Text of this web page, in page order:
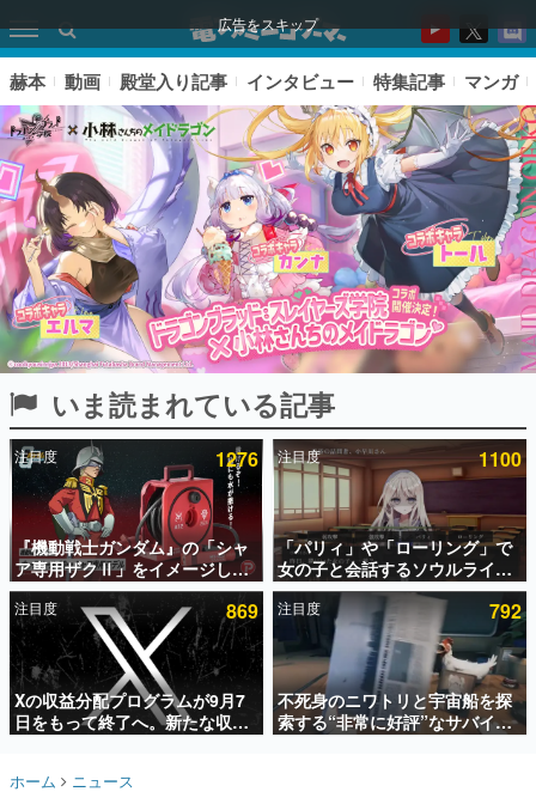
広告をスキップ
ピックアップ
電ファミのいま読まれている記事ランキング
アプリセール情報
インタビュー
連載・特集一覧
殿堂入り記事
SNS拡散数が数千以上！ ページビュー数万以上！ などな
ど。多くの人々に読まれた、電ファミ渾身の“殿堂入り”記
事をまとめました。
名作ゲームクリエイターの方々に製作時のエピソードをお
赫本 動画 殿堂入り記事 インタビュー 特集記事 マンガ
いま読まれている記事
注目度 1276
『機動戦士ガンダム』の「シャ
ア専用ザクⅡ」をイメージした
散水ホースリールが予約開始。
本体にはシャアのパーソナルマ
ークやジオン公国軍のエンブレ
ム、型式番号などを配置
注目度 1100
「パリィ」や「ローリング」で
女の子と会話するソウルライク
恋愛ゲーム『小早川さんはソウ
ルライク』無料公開。返事に失
敗すると「YOU DIED」
注目度 869
Xの収益分配プログラムが9月7
日をもって終了へ。新たな収益
化制度「Original Content
注目度 792
不死身のニワトリと宇宙船を探
索する“非常に好評”なサバイバ
ルゲーム『Breathedge』が無
ホーム ニュース